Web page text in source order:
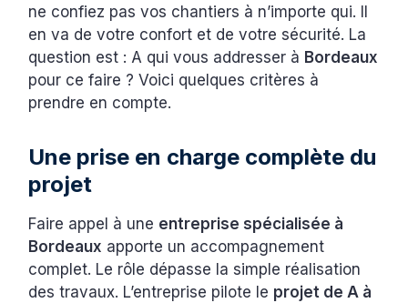
ne confiez pas vos chantiers à n’importe qui. Il
en va de votre confort et de votre sécurité. La
question est : A qui vous addresser à Bordeaux
pour ce faire ? Voici quelques critères à
prendre en compte.
Une prise en charge complète du
projet
Faire appel à une entreprise spécialisée à
Bordeaux apporte un accompagnement
complet. Le rôle dépasse la simple réalisation
des travaux. L’entreprise pilote le projet de A à